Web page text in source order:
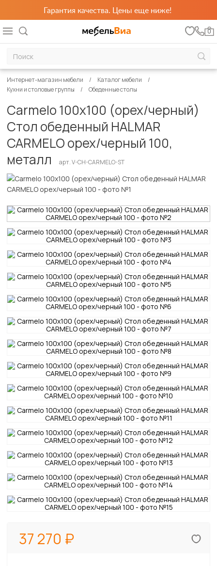
Гарантия качества. Цены еще ниже!
0
Интернет-магазин мебели
Каталог мебели
Кухни и столовые группы
Обеденные столы
Carmelo 100x100 (орех/черный)
Стол обеденный HALMAR
CARMELO орех/черный 100,
металл
арт. V-CH-CARMELO-ST
37 270